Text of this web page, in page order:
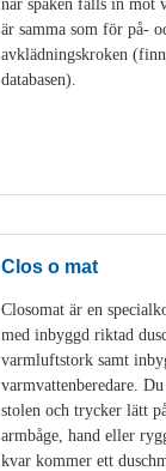
är samma som för på-
avklädningskroken
databasen).
Clos o mat
Closomat är en
med inbyggd riktad
varmluftstork samt
varmvattenberedare.
stolen och trycker lätt
armbåge, hand eller
kvar kommer ett